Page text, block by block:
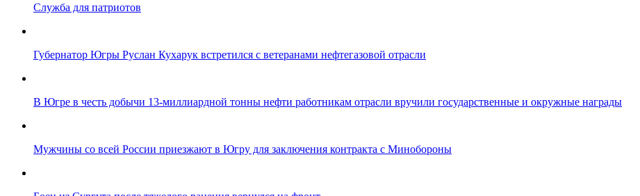
Служба для патриотов
Губернатор Югры Руслан Кухарук встретился с ветеранами нефтегазовой отрасли
В Югре в честь добычи 13-миллиардной тонны нефти работникам отрасли вручили государственные и окружные награды
Мужчины со всей России приезжают в Югру для заключения контракта с Минобороны